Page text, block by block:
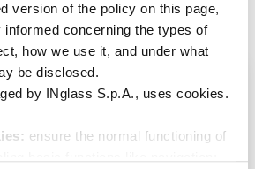
version of the policy on this page,
concerning the types of
how we use it, and under what
be disclosed.
by INglass S.p.A., uses cookies.
ensure the normal functioning of